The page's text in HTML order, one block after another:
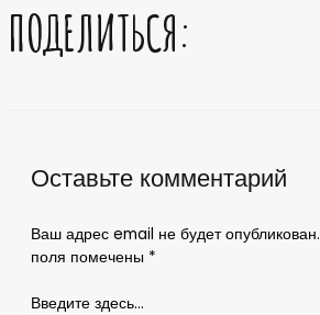
ПОДЕЛИТЬСЯ:
Оставьте комментарий
Ваш адрес email не будет опубликован.
поля помечены *
Введите здесь...